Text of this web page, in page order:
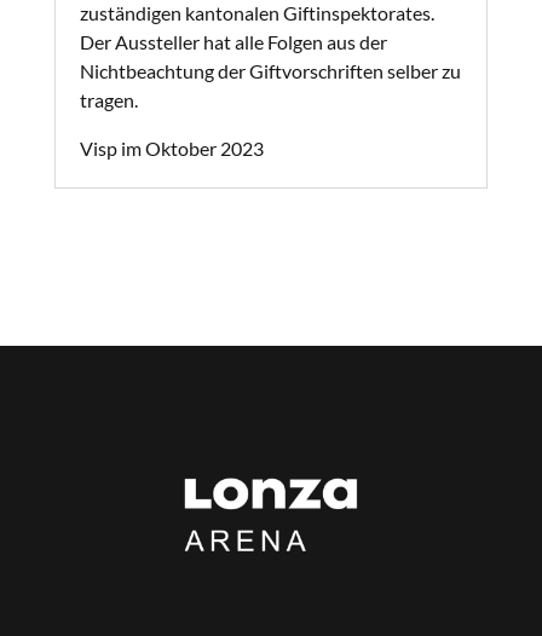
zuständigen kantonalen Giftinspektorates.
Der Aussteller hat alle Folgen aus der
Nichtbeachtung der Giftvorschriften selber zu
tragen.
Visp im Oktober 2023